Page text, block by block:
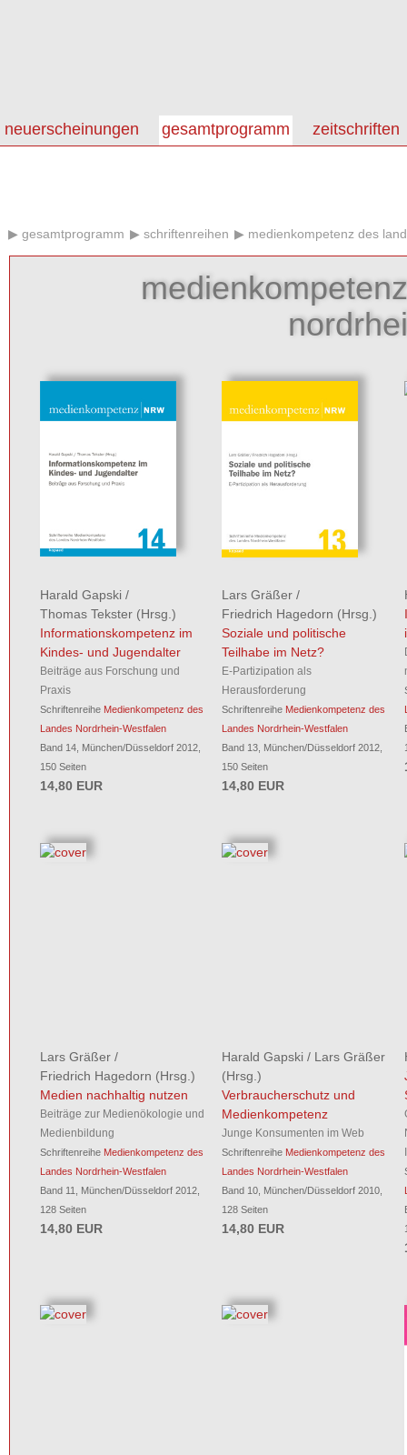
neuerscheinungen gesamtprogramm zeitschriften
gesamtprogramm schriftenreihen medienkompetenz des
Harald Gapski /
Thomas Tekster (Hrsg.)
Informationskompetenz im
Kindes- und Jugendalter
Beiträge aus Forschung und
Praxis
Schriftenreihe Medienkompetenz des
Landes Nordrhein-Westfalen
Band 14, München/Düsseldorf 2012,
150 Seiten
14,80 EUR
Lars Gräßer /
Friedrich Hagedorn (Hrsg.)
Soziale und politische
Teilhabe im Netz?
E-Partizipation als
Herausforderung
Schriftenreihe Medienkompetenz des
Landes Nordrhein-Westfalen
Band 13, München/Düsseldorf 2012,
150 Seiten
14,80 EUR
Lars Gräßer /
Friedrich Hagedorn (Hrsg.)
Medien nachhaltig nutzen
Beiträge zur Medienökologie und
Medienbildung
Schriftenreihe Medienkompetenz des
Landes Nordrhein-Westfalen
Band 11, München/Düsseldorf 2012,
128 Seiten
14,80 EUR
Harald Gapski / Lars Gräßer
(Hrsg.)
Verbraucherschutz und
Medienkompetenz
Junge Konsumenten im Web
Schriftenreihe Medienkompetenz des
Landes Nordrhein-Westfalen
Band 10, München/Düsseldorf 2010,
128 Seiten
14,80 EUR